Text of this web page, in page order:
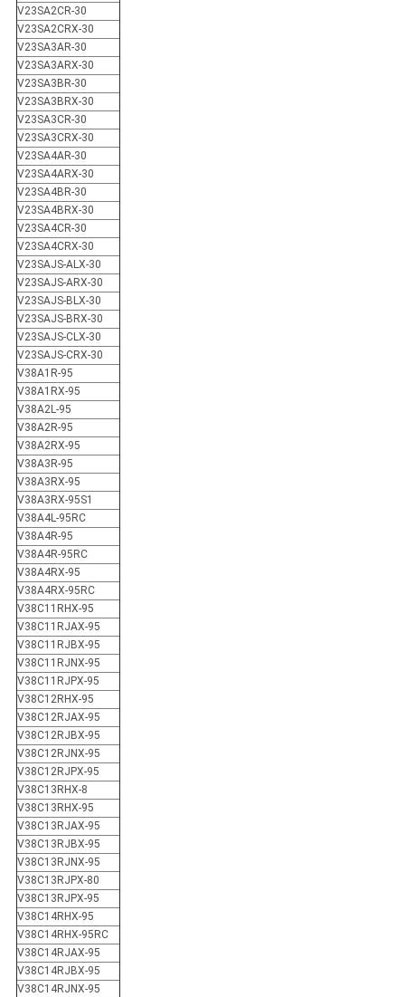
V23SA2CR-30
V23SA2CRX-30
V23SA3AR-30
V23SA3ARX-30
V23SA3BR-30
V23SA3BRX-30
V23SA3CR-30
V23SA3CRX-30
V23SA4AR-30
V23SA4ARX-30
V23SA4BR-30
V23SA4BRX-30
V23SA4CR-30
V23SA4CRX-30
V23SAJS-ALX-30
V23SAJS-ARX-30
V23SAJS-BLX-30
V23SAJS-BRX-30
V23SAJS-CLX-30
V23SAJS-CRX-30
V38A1R-95
V38A1RX-95
V38A2L-95
V38A2R-95
V38A2RX-95
V38A3R-95
V38A3RX-95
V38A3RX-95S1
V38A4L-95RC
V38A4R-95
V38A4R-95RC
V38A4RX-95
V38A4RX-95RC
V38C11RHX-95
V38C11RJAX-95
V38C11RJBX-95
V38C11RJNX-95
V38C11RJPX-95
V38C12RHX-95
V38C12RJAX-95
V38C12RJBX-95
V38C12RJNX-95
V38C12RJPX-95
V38C13RHX-8
V38C13RHX-95
V38C13RJAX-95
V38C13RJBX-95
V38C13RJNX-95
V38C13RJPX-80
V38C13RJPX-95
V38C14RHX-95
V38C14RHX-95RC
V38C14RJAX-95
V38C14RJBX-95
V38C14RJNX-95